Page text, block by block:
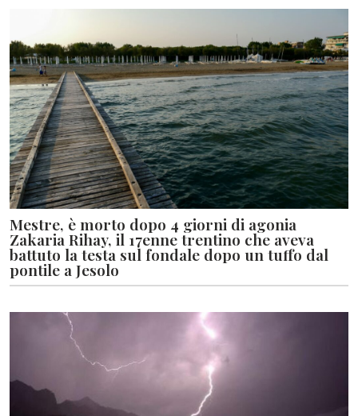
Mestre, è morto dopo 4 giorni di agonia
Zakaria Rihay, il 17enne trentino che aveva
battuto la testa sul fondale dopo un tuffo dal
pontile a Jesolo